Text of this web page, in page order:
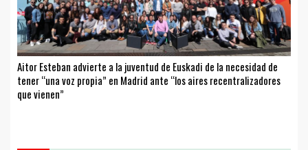
Aitor Esteban advierte a la juventud de Euskadi de la necesidad de
tener “una voz propia” en Madrid ante “los aires recentralizadores
que vienen”